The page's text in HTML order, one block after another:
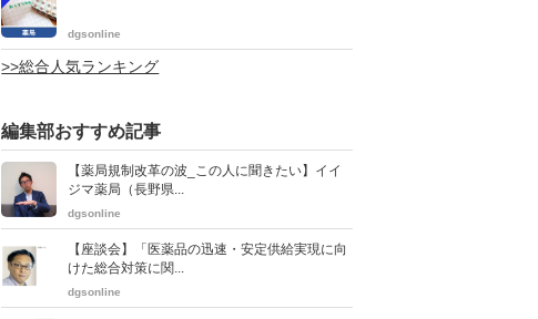
dgsonline
>>総合人気ランキング
編集部おすすめ記事
【薬局規制改革の波_この人に聞きたい】イイ
ジマ薬局（長野県...
dgsonline
【座談会】「医薬品の迅速・安定供給実現に向
けた総合対策に関...
dgsonline